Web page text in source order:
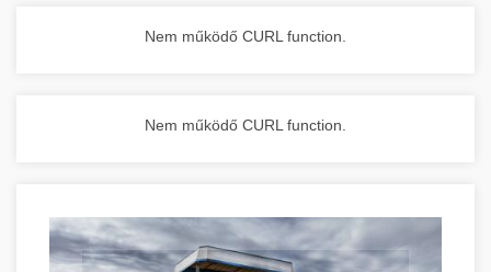
Nem működő CURL function.
Nem működő CURL function.